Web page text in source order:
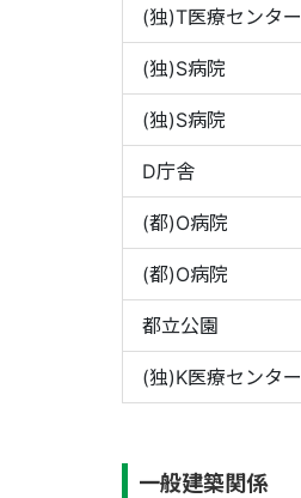
(独)T医療センター
(独)S病院
(独)S病院
D庁舎
(都)O病院
(都)O病院
都立公園
(独)K医療センター
一般建築関係